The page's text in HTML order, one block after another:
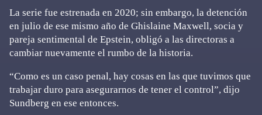
La serie fue estrenada en 2020; sin embargo, la detención
en julio de ese mismo año de Ghislaine Maxwell, socia y
pareja sentimental de Epstein, obligó a las directoras a
cambiar nuevamente el rumbo de la historia.
“Como es un caso penal, hay cosas en las que tuvimos que
trabajar duro para asegurarnos de tener el control”, dijo
Sundberg en ese entonces.